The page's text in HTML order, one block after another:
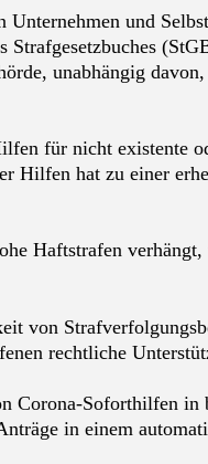
und
unabhängig
für nicht existente
Hilfen hat zu einer
Haftstrafen
von
rechtliche
Corona-Soforthilfen in
in einem